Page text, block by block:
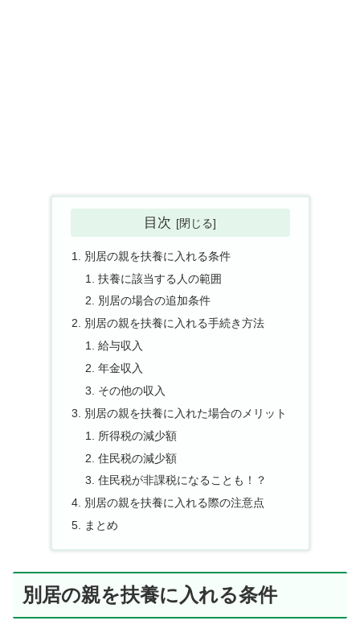
目次
別居の親を扶養に入れる条件
扶養に該当する人の範囲
別居の場合の追加条件
別居の親を扶養に入れる手続き方法
給与収入
年金収入
その他の収入
別居の親を扶養に入れた場合のメリット
所得税の減少額
住民税の減少額
住民税が非課税になることも！？
別居の親を扶養に入れる際の注意点
まとめ
別居の親を扶養に入れる条件